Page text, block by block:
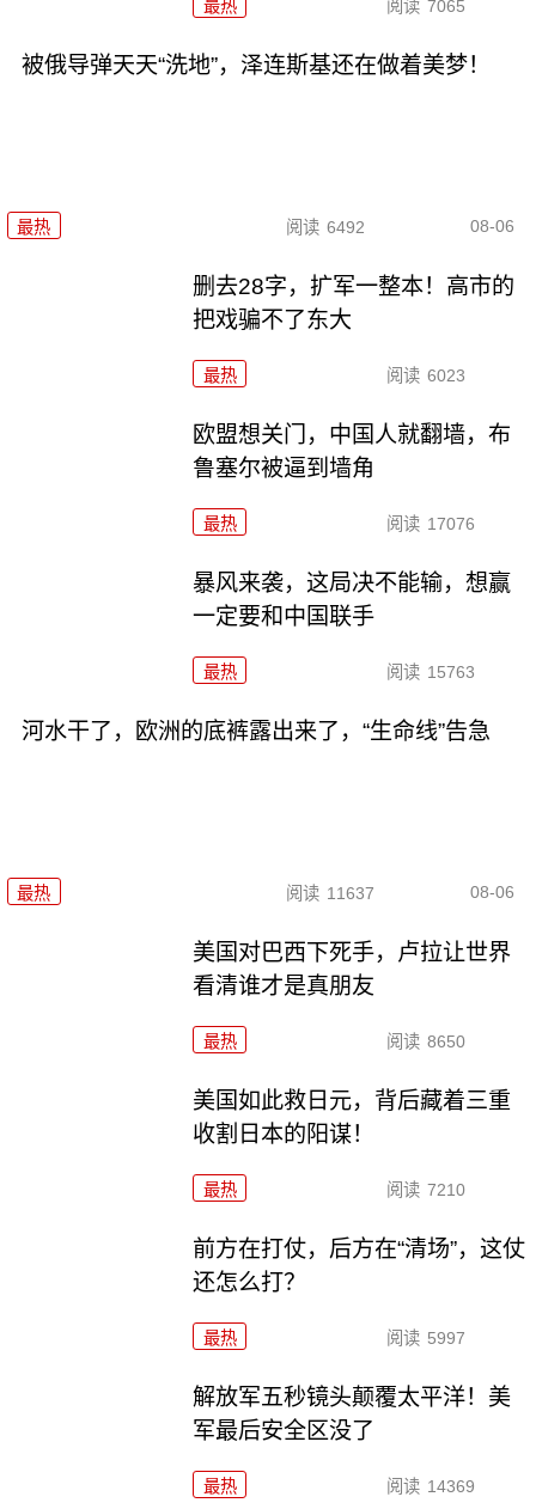
最热 阅读 7065
被俄导弹天天“洗地”，泽连斯基还在做着美梦！
最热 阅读 6492 08-06
删去28字，扩军一整本！高市的
把戏骗不了东大
最热 阅读 6023
欧盟想关门，中国人就翻墙，布
鲁塞尔被逼到墙角
最热 阅读 17076
暴风来袭，这局决不能输，想赢
一定要和中国联手
最热 阅读 15763
河水干了，欧洲的底裤露出来了，“生命线”告急
最热 阅读 11637 08-06
美国对巴西下死手，卢拉让世界
看清谁才是真朋友
最热 阅读 8650
美国如此救日元，背后藏着三重
收割日本的阳谋！
最热 阅读 7210
前方在打仗，后方在“清场”，这仗
还怎么打？
最热 阅读 5997
解放军五秒镜头颠覆太平洋！美
军最后安全区没了
最热 阅读 14369